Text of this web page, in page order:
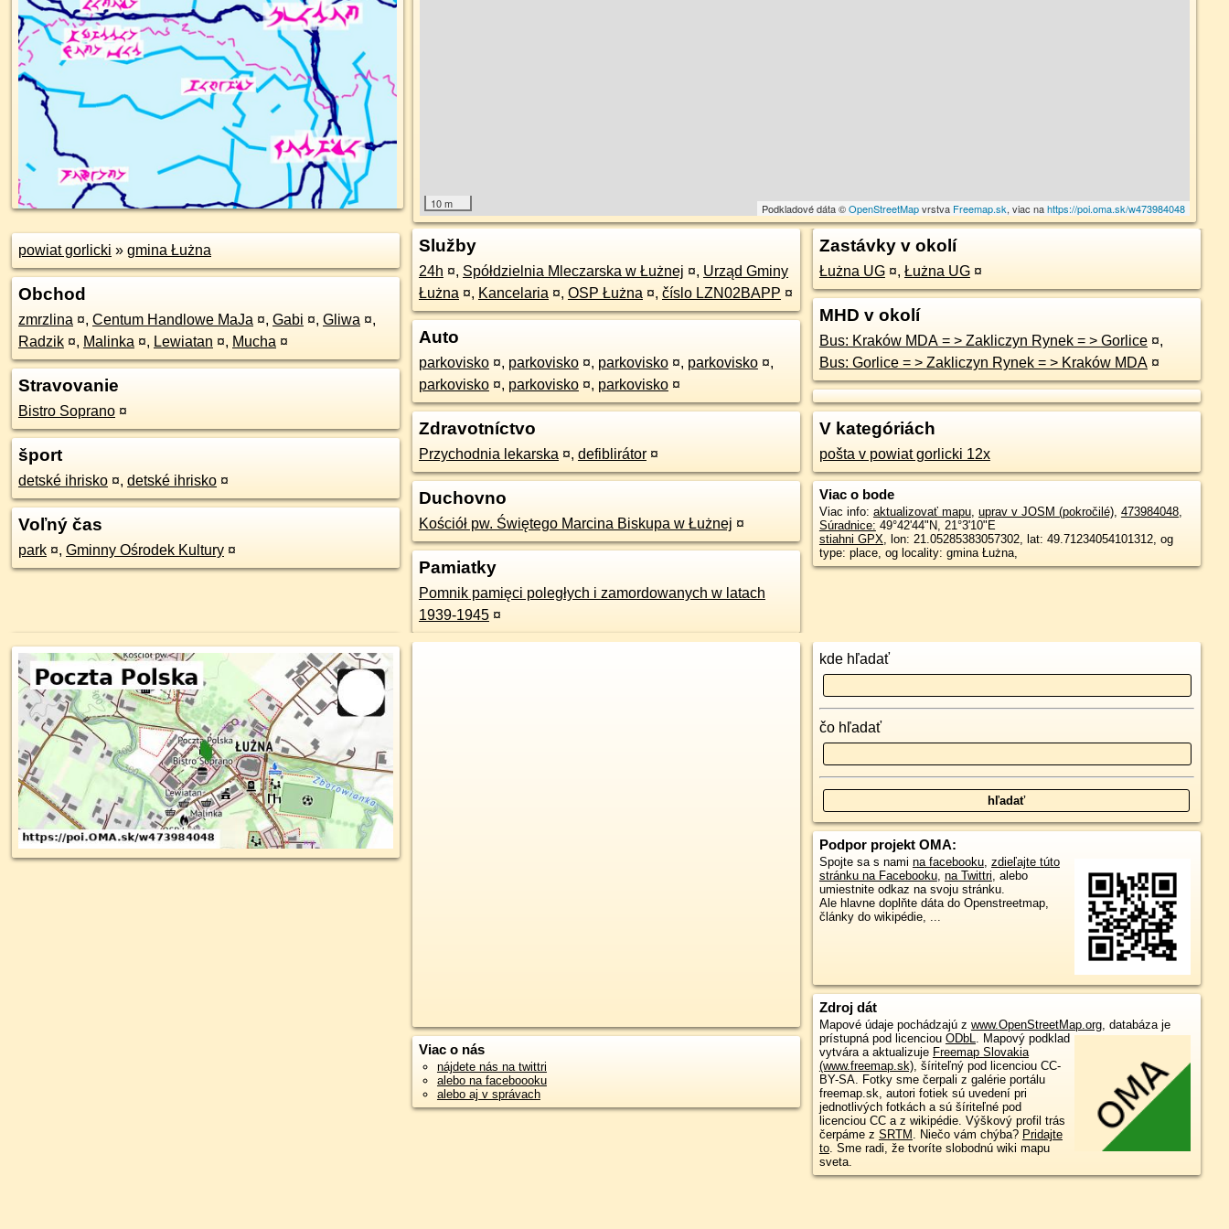
10 m Podkladové dáta ©OpenStreetMapvrstva Freemap.sk, viac nahttps://poi.oma.sk/w473984048
powiat gorlicki » gmina Łużna
Obchod
zmrzlina ¤, Centum Handlowe MaJa ¤, Gabi ¤, Gliwa ¤,
Radzik ¤, Malinka ¤, Lewiatan ¤, Mucha ¤
Stravovanie
Bistro Soprano ¤
šport
detské ihrisko ¤, detské ihrisko ¤
Voľný čas
park ¤, Gminny Ośrodek Kultury ¤
Služby
24h ¤, Spółdzielnia Mleczarska w Łużnej ¤, Urząd Gminy
Łużna ¤, Kancelaria ¤, OSP Łużna ¤, číslo LZN02BAPP ¤
Auto
parkovisko ¤, parkovisko ¤, parkovisko ¤, parkovisko ¤,
parkovisko ¤, parkovisko ¤, parkovisko ¤
Zdravotníctvo
Przychodnia lekarska ¤, defiblirátor ¤
Duchovno
Kościół pw. Świętego Marcina Biskupa w Łużnej ¤
Pamiatky
Pomnik pamięci poległych i zamordowanych w latach
1939-1945 ¤
Zastávky v okolí
Łużna UG ¤, Łużna UG ¤
MHD v okolí
Bus: Kraków MDA = > Zakliczyn Rynek = > Gorlice ¤,
Bus: Gorlice = > Zakliczyn Rynek = > Kraków MDA ¤
V kategóriách
pošta v powiat gorlicki 12x
Viac o bode
Viac info: aktualizovať mapu, uprav v JOSM (pokročilé), 473984048,
Súradnice: 49°42'44"N, 21°3'10"E
stiahni GPX, lon: 21.05285383057302, lat: 49.71234054101312, og
type: place, og locality: gmina Łużna,
Viac o nás
nájdete nás na twittri
alebo na faceboooku
alebo aj v správach
kde hľadať
čo hľadať
Podpor projekt OMA:
Spojte sa s nami na facebooku, zdieľajte túto
stránku na Facebooku, na Twittri, alebo
umiestnite odkaz na svoju stránku.
Ale hlavne doplňte dáta do Openstreetmap,
články do wikipédie, ...
Zdroj dát
Mapové údaje pochádzajú z www.OpenStreetMap.org, databáza je
prístupná pod licenciou ODbL. Mapový podklad
vytvára a aktualizuje Freemap Slovakia
(www.freemap.sk), šíriteľný pod licenciou CC-
BY-SA. Fotky sme čerpali z galérie portálu
freemap.sk, autori fotiek sú uvedení pri
jednotlivých fotkách a sú šíriteľné pod
licenciou CC a z wikipédie. Výškový profil trás
čerpáme z SRTM . Niečo vám chýba? Pridajte
to. Sme radi, že tvoríte slobodnú wiki mapu
sveta.